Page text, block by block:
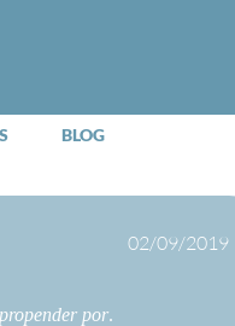
BLOG
02/09/2019
propender por.